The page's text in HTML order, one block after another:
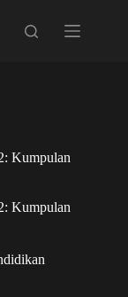
Kumpulan
Kumpulan